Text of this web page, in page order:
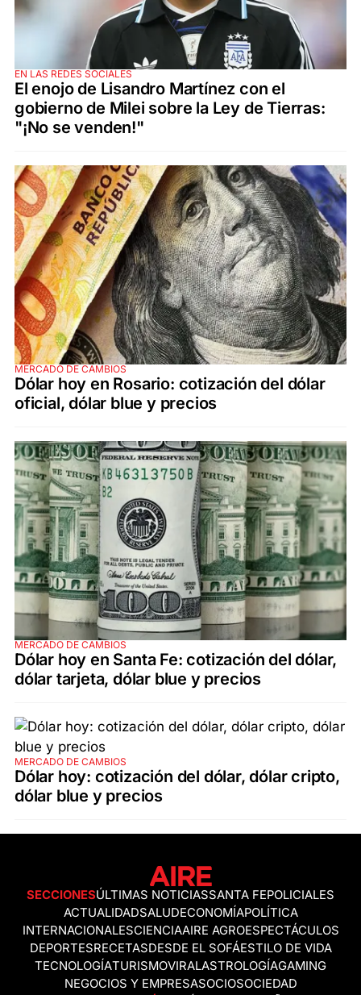
EN LAS REDES SOCIALES
El enojo de Lisandro Martínez con el
gobierno de Milei sobre la Ley de Tierras:
"¡No se venden!"
MERCADO DE CAMBIOS
Dólar hoy en Rosario: cotización del dólar
oficial, dólar blue y precios
MERCADO DE CAMBIOS
Dólar hoy en Santa Fe: cotización del dólar,
dólar tarjeta, dólar blue y precios
MERCADO DE CAMBIOS
Dólar hoy: cotización del dólar, dólar cripto,
dólar blue y precios
SECCIONESÚLTIMAS NOTICIASSANTA FEPOLICIALES
ACTUALIDADSALUDECONOMÍAPOLÍTICA
INTERNACIONALESCIENCIAAIRE AGROESPECTÁCULOS
DEPORTESRECETASDESDE EL SOFÁESTILO DE VIDA
TECNOLOGÍATURISMOVIRALASTROLOGÍAGAMING
NEGOCIOS Y EMPRESASOCIOSOCIEDAD